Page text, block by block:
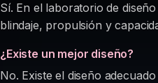
Sí. En el laboratorio de
blindaje, propulsión y
¿Existe un mejor diseño?
No. Existe el diseño